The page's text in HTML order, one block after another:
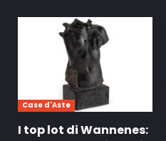
Case d'Aste
I top lot di Wannenes: